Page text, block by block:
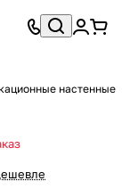
настенные